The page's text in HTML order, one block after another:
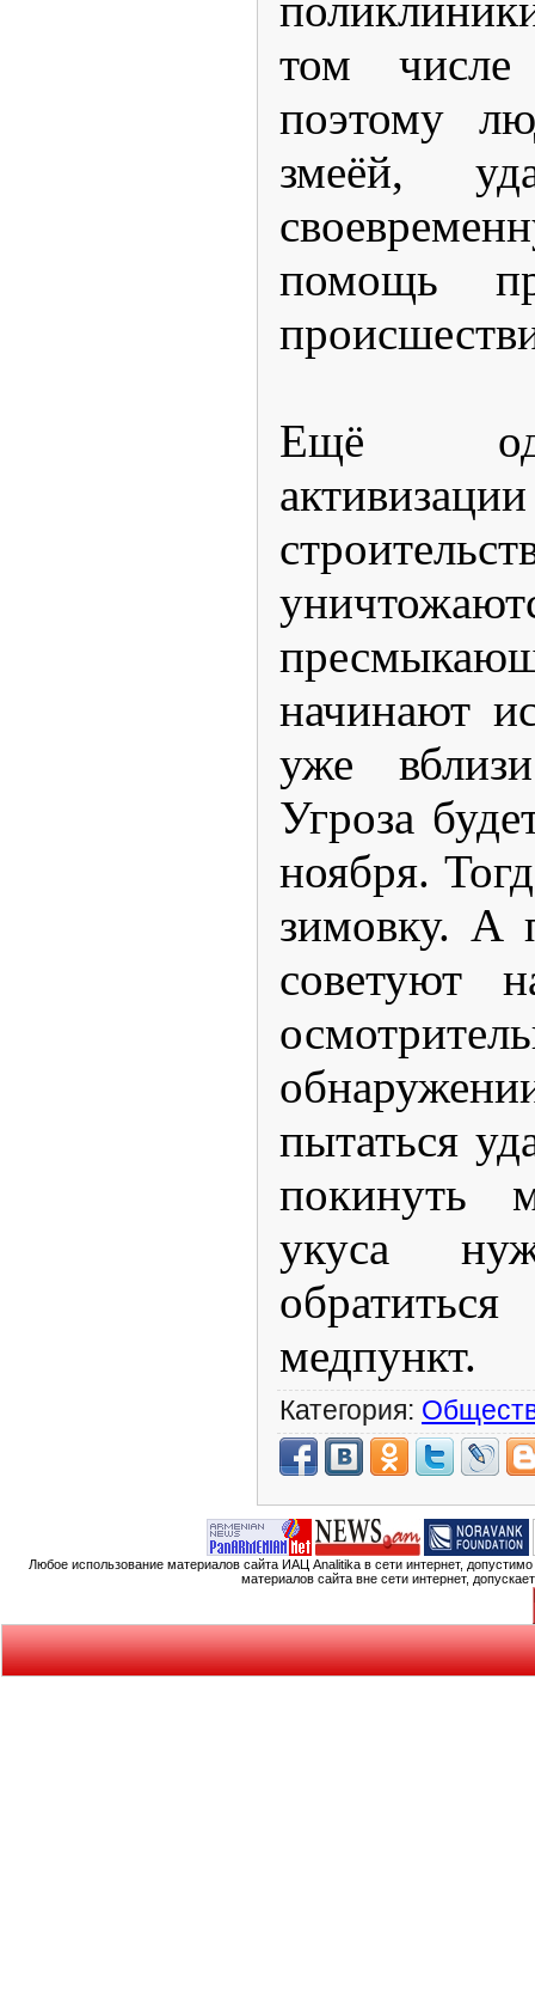
том
поэтому
змеёй,
помощь
Ещё
начинают
уже
Угроза
ноября.
зимовку. А
советуют
пытаться
покинуть
укуса
медпункт.
Категория:
Любое использование материалов сайта ИАЦ Analitika в сети интернет,
материалов сайта вне сети интернет,